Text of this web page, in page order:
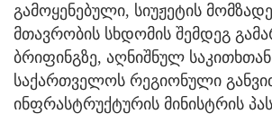
გამოყენებული, სიუჟეტის
მთავრობის სხდომის შემდეგ
ბრიფინგზე, აღნიშნულ
საქართველოს რეგიონული
ინფრასტრუქტურის მინისტრის